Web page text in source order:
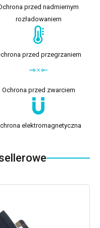
przed nadmiernym
rozładowaniem
przed przegrzaniem
Ochrona przed zwarciem
elektromagnetyczna